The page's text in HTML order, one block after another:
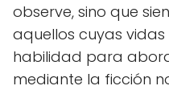
observe, sino que
aquellos cuyas
habilidad para
mediante la ficción